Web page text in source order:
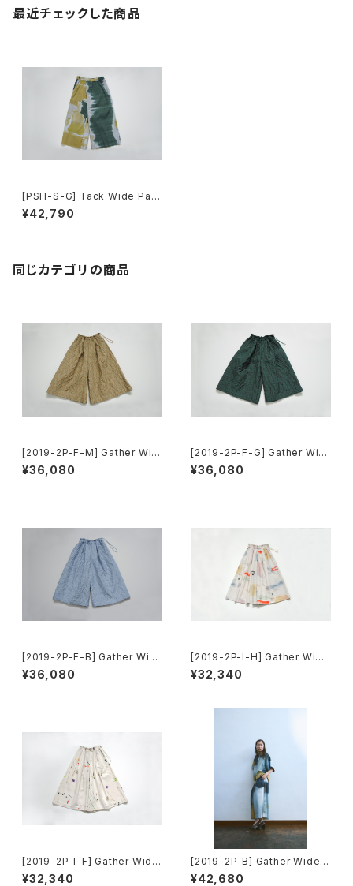
最近チェックした商品
[PSH-S-G] Tack Wide Pant
s
¥42,790
同じカテゴリの商品
[2019-2P-F-M] Gather Wid
e Pants
¥36,080
[2019-2P-F-G] Gather Wid
e Pants
¥36,080
[2019-2P-F-B] Gather Wid
e Pants
¥36,080
[2019-2P-I-H] Gather Wide
Pants
¥32,340
[2019-2P-I-F] Gather Wide
Pants
¥32,340
[2019-2P-B] Gather Wide P
ants
¥42,680